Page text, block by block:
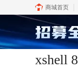
商城首页
xshell 8